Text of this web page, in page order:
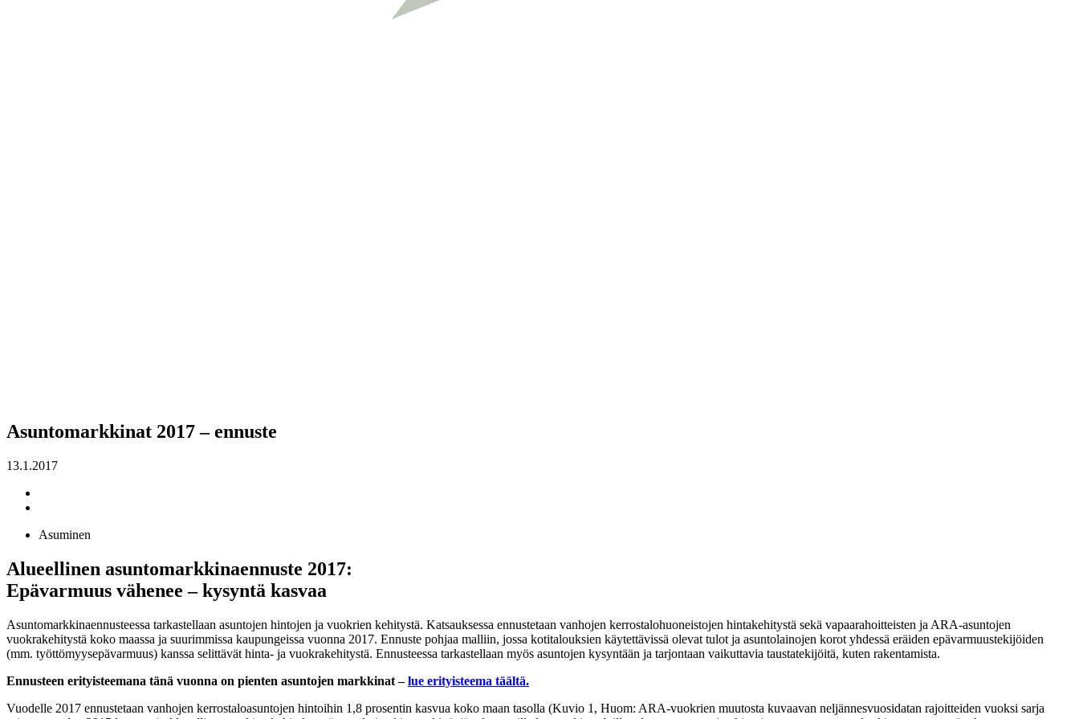
Asuntomarkkinat 2017 – ennuste
13.1.2017
Asuminen
Alueellinen asuntomarkkinaennuste 2017:
Epävarmuus vähenee – kysyntä kasvaa
Asuntomarkkinaennusteessa tarkastellaan asuntojen hintojen ja vuokrien kehitystä. Katsauksessa ennustetaan vanhojen kerrostalohuoneistojen hintakehitystä sekä vapaarahoitteisten ja ARA-asuntojen
vuokrakehitystä koko maassa ja suurimmissa kaupungeissa vuonna 2017. Ennuste pohjaa malliin, jossa kotitalouksien käytettävissä olevat tulot ja asuntolainojen korot yhdessä eräiden epävarmuustekijöiden
(mm. työttömyysepävarmuus) kanssa selittävät hinta- ja vuokrakehitystä. Ennusteessa tarkastellaan myös asuntojen kysyntään ja tarjontaan vaikuttavia taustatekijöitä, kuten rakentamista.
Ennusteen erityisteemana tänä vuonna on pienten asuntojen markkinat –lue erityisteema täältä.
Vuodelle 2017 ennustetaan vanhojen kerrostaloasuntojen hintoihin 1,8 prosentin kasvua koko maan tasolla (Kuvio 1, Huom: ARA-vuokrien muutosta kuvaavan neljännesvuosidatan rajoitteiden vuoksi sarja